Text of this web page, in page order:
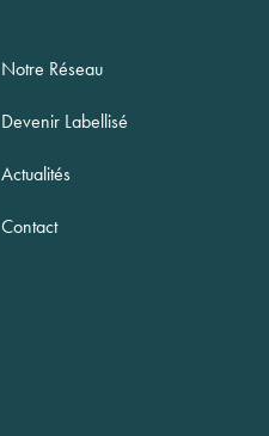
Notre Réseau
Devenir Labellisé
Actualités
Contact